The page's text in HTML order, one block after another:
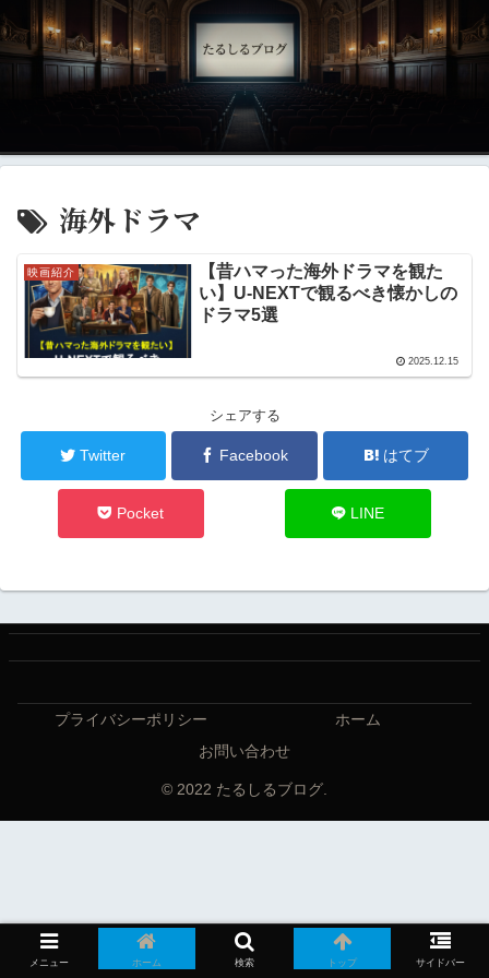
海外ドラマ
映画紹介
【昔ハマった海外ドラマを観た
い】U-NEXTで観るべき懐かしの
ドラマ5選
2025.12.15
シェアする
Twitter Facebook はてブ
Pocket LINE
プライバシーポリシー
ホーム
お問い合わせ
© 2022 たるしるブログ.
メニュー ホーム 検索 トップ サイドバー